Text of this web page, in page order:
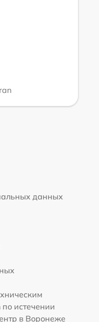
данных
истечении
в Воронеже